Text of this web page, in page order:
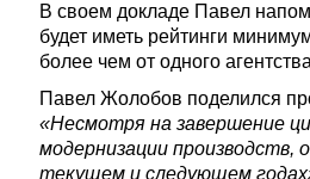
В своем докладе Павел
будет иметь рейтинги
более чем от одного
Павел Жолобов поделился
«Несмотря на завершение
модернизации производств,
текущем и следующем